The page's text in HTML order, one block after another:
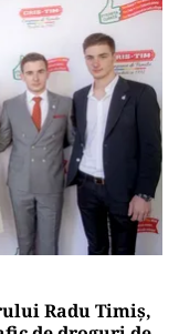
Radu Timiș,